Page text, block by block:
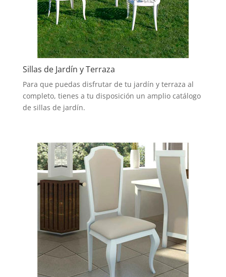
Sillas de Jardín y Terraza
Para que puedas disfrutar de tu jardín y terraza al
completo, tienes a tu disposición un amplio catálogo
de sillas de jardín.